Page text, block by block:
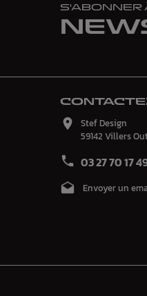
S'ABONNER

Stef Design
59142 Villers
 03 27 70 17
 Envoyer un